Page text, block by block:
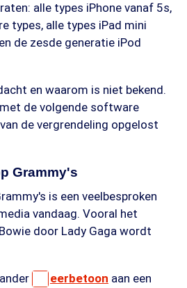
alle types iPhone vanaf 5s,
types, alle types iPad mini
de zesde generatie iPod
en waarom is niet bekend.
de volgende software
de vergrendeling opgelost
Grammy's
is een veelbesproken
vandaag. Vooral het
door Lady Gaga wordt
eerbetoon aan een